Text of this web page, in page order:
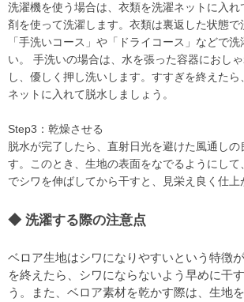
洗濯機を使う場合は、衣類を洗濯ネットに入
剤を使って洗濯します。衣類は裏返した状態で
「手洗いコース」や「ドライコース」などで
い。 手洗いの場合は、水を張った容器におし
し、優しく押し洗いします。すすぎを終えた
ネットに入れて脱水しましょう。
Step3：乾燥させる
脱水が完了したら、直射日光を避けた風通しの
す。このとき、生地の表面をなでるようにして
でシワを伸ばしてから干すと、見栄え良く仕上
洗濯する際の注意点
ベロア生地はシワになりやすいという特徴
を終えたら、シワにならないよう早めに干
う。また、ベロア素材を乾かす際は、生地